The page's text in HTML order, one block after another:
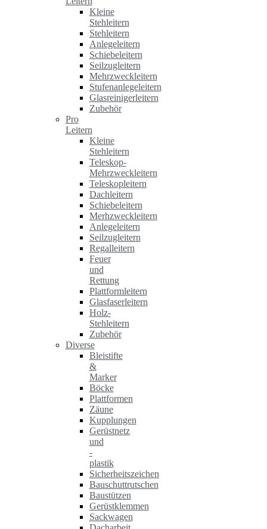
Kleine
Stehleitern
Stehleitern
Anlegeleitern
Schiebeleitern
Seilzugleitern
Mehrzweckleitern
Stufenanlegeleitern
Glasreinigerleitern
Zubehör
Pro
Leitern
Kleine
Stehleitern
Teleskop-
Mehrzweckleitern
Teleskopleitern
Dachleitern
Schiebeleitern
Merhzweckleitern
Anlegeleitern
Seilzugleitern
Regalleitern
Feuer
und
Rettung
Plattformleitern
Glasfaserleitern
Holz-
Stehleitern
Zubehör
Diverse
Bleistifte
&
Marker
Böcke
Plattformen
Zäune
Kupplungen
Gerüstnetz
und
-
plastik
Sicherheitszeichen
Bauschuttrutschen
Baustützen
Gerüstklemmen
Sackwagen